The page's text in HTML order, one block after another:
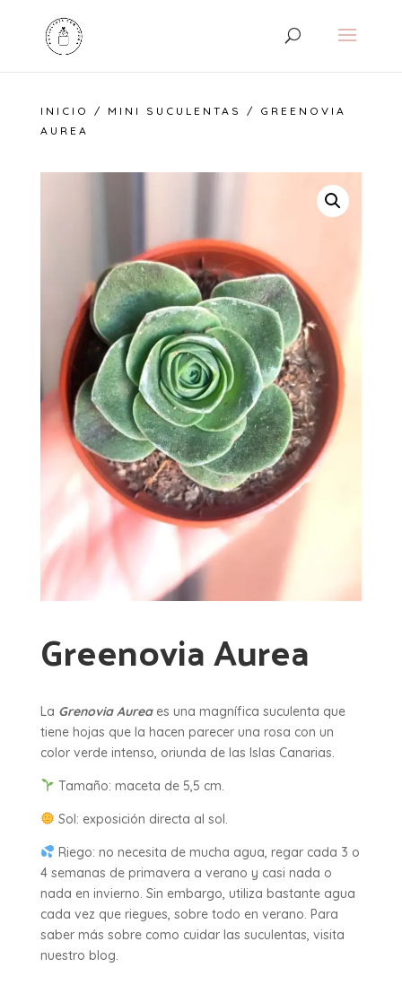
INICIO / MINI SUCULENTAS
/ GREENOVIA
AUREA
Greenovia Aurea
La Grenovia Aureaes una magnífica suculenta que
tiene hojas que la hacen parecer una rosa con un
color verde intenso, oriunda de las Islas Canarias.
Tamaño: maceta de 5,5 cm.
Sol: exposición directa al sol.
Riego: no necesita de mucha agua, regar cada 3 o
4 semanas de primavera a verano y casi nada o
nada en invierno. Sin embargo, utiliza bastante agua
cada vez que riegues, sobre todo en verano. Para
saber más sobre como cuidar las suculentas, visita
nuestro blog.